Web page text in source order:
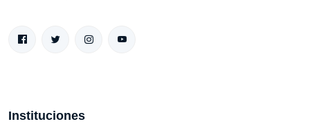
Instituciones